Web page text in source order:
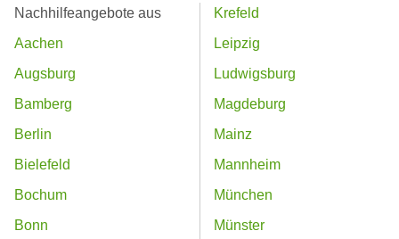
Nachhilfeangebote aus
Aachen
Augsburg
Bamberg
Berlin
Bielefeld
Bochum
Bonn
Krefeld
Leipzig
Ludwigsburg
Magdeburg
Mainz
Mannheim
München
Münster